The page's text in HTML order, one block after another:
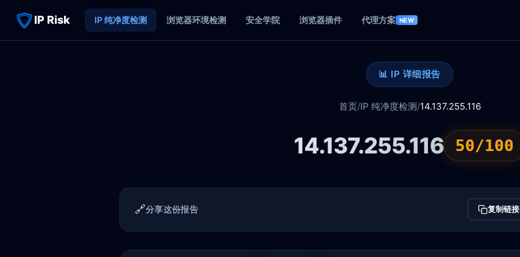
IP Risk IP 纯净度检测 浏览器环境检测 安全学院 浏览器插件 代理方案 NEW
📊 IP 详细报告
首页/IP 纯净度检测/14.137.255.116
14.137.255.116 50/100
🔗分享这份报告 复制链接